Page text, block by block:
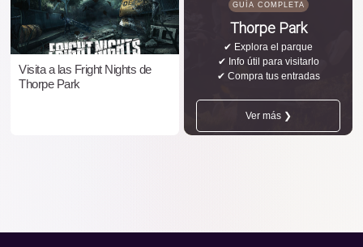
Visita a las Fright Nights de
Thorpe Park
GUÍA COMPLETA
Thorpe Park
✔ Explora el parque
✔ Info útil para visitarlo
✔ Compra tus entradas
Ver más ❯